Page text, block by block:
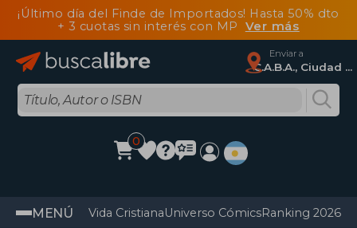
¡Último día del Finde de Importados! Hasta 50% dto
+ 3 cuotas sin interés con MP Ver más
Enviar a
C.A.B.A., Ciudad Autónoma De Buenos Aires
0
MENÚ Vida CristianaUniverso CómicsRanking 2026